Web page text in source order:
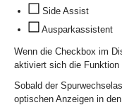
Side Assist
Ausparkassistent
Wenn die Checkbox im
aktiviert sich die Funktion
Sobald der
optischen Anzeigen in